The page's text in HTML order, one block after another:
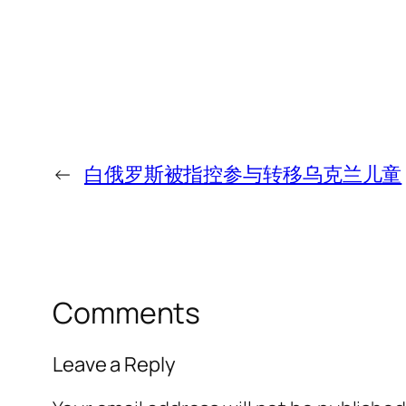
← 白俄罗斯被指控参与转移乌克兰儿童
Comments
Leave a Reply